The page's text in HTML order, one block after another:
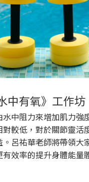
中有氧》工作坊
中阻力來增加肌力強
較低，對於關節靈活
呂祐華老師將帶領大
效率的提升身體能量